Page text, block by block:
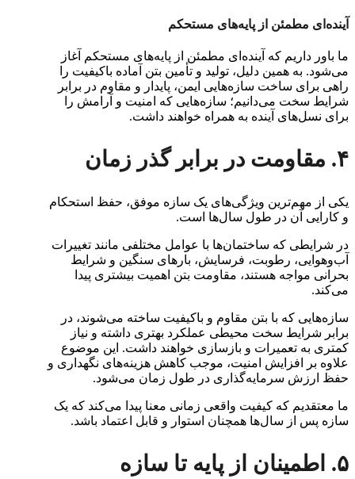
آینده‌ای مطمئن از پایه‌های مستحکم
ما باور داریم که آینده‌ای مطمئن از پایه‌های مستحکم آغاز
می‌شود. به همین دلیل، تولید و تأمین بتن آماده باکیفیت را
راهی برای ساخت سازه‌هایی ایمن، پایدار و مقاوم در برابر
شرایط سخت می‌دانیم؛ سازه‌هایی که امنیت و آرامش را
برای نسل‌های آینده به همراه خواهند داشت.
۴. مقاومت در برابر گذر زمان
یکی از مهم‌ترین ویژگی‌های یک سازه موفق، حفظ استحکام
و کارایی آن در طول سال‌ها است.
در شرایطی که ساختمان‌ها با عوامل مختلفی مانند تغییرات
آب‌وهوایی، رطوبت، فرسایش، بارهای سنگین و شرایط
بحرانی مواجه هستند، مقاومت بتن اهمیت بیشتری پیدا
می‌کند.
سازه‌هایی که با بتن مقاوم و باکیفیت ساخته می‌شوند، در
برابر شرایط سخت محیطی عملکرد بهتری داشته و نیاز
کمتری به تعمیرات و بازسازی خواهند داشت. این موضوع
علاوه بر افزایش امنیت، موجب کاهش هزینه‌های نگهداری و
حفظ ارزش سرمایه‌گذاری در طول زمان می‌شود.
ما معتقدیم که کیفیت واقعی زمانی معنا پیدا می‌کند که یک
سازه پس از سال‌ها همچنان استوار و قابل اعتماد باشد.
۵. اطمینان از پایه تا سازه